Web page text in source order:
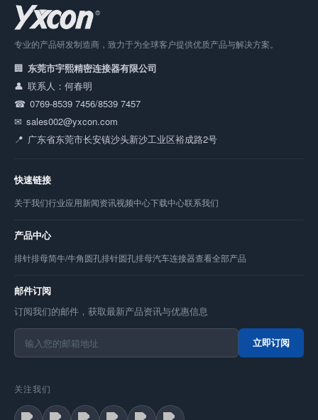
专业的产品研发制造商，致力于为全球客户提供优质产品与解决方案。
东莞市宇熙精密连接器有限公司
联系人：何春明
0769-8539 7456/8539 7457
sales002@yxcon.com
广东省东莞市长安镇沙头新沙工业区裕成路2号
快速链接
关于我们行业应用新闻资讯视频中心下载中心联系我们
产品中心
排针排母简牛/牛角圆孔排针圆孔排母汽车连接器查看全部产品
邮件订阅
订阅我们的邮件，获取最新产品资讯与优惠信息
立即订阅
关注我们